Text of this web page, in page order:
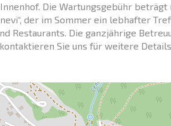
Die Wartungsgebühr
der im Sommer ein lebhafter
Restaurants. Die ganzjährige
Sie uns für weitere